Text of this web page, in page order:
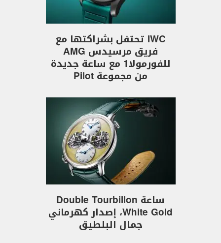
IWC تحتفل بشراكتها مع
فريق مرسيدس AMG
للفورمولا1 مع ساعة جديدة
من مجموعة Pilot
ساعة Double Tourbillon
White Gold، إصدار كهرماني
جمال البلطيق